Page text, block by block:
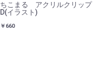
ちこまる アクリルクリップ
D(イラスト)
￥660